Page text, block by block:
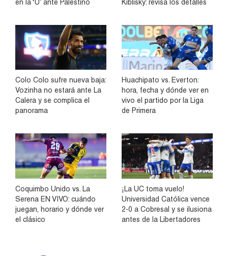
en la ‘U’ ante Palestino
Kiblisky: revisa los detalles
Colo Colo sufre nueva baja:
Vozinha no estará ante La
Calera y se complica el
panorama
Huachipato vs. Everton:
hora, fecha y dónde ver en
vivo el partido por la Liga
de Primera
Coquimbo Unido vs. La
Serena EN VIVO: cuándo
juegan, horario y dónde ver
el clásico
¡La UC toma vuelo!
Universidad Católica vence
2-0 a Cobresal y se ilusiona
antes de la Libertadores